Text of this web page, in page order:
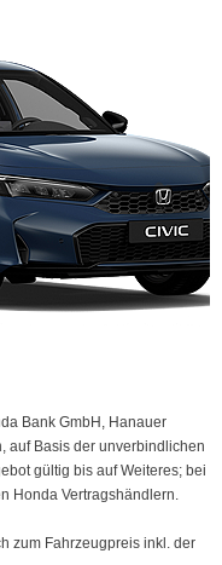
Bank GmbH, Hanauer
auf Basis der unverbindlichen
gültig bis auf Weiteres; bei
Honda Vertragshändlern.
zum Fahrzeugpreis inkl. der